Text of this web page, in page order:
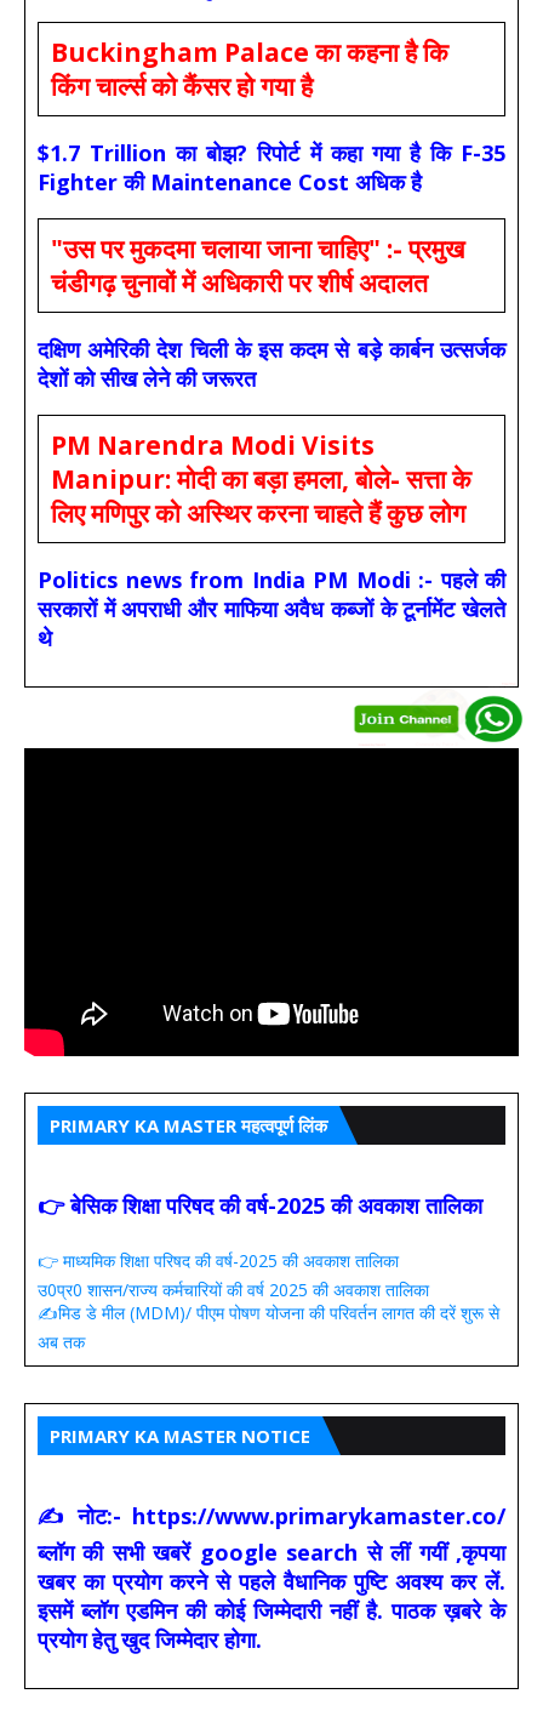
Buckingham Palace का कहना है कि
किंग चार्ल्स को कैंसर हो गया है
$1.7 Trillion का बोझ? रिपोर्ट में कहा गया है कि F-35
Fighter की Maintenance Cost अधिक है
"उस पर मुकदमा चलाया जाना चाहिए" :- प्रमुख
चंडीगढ़ चुनावों में अधिकारी पर शीर्ष अदालत
दक्षिण अमेरिकी देश चिली के इस कदम से बड़े कार्बन उत्सर्जक
देशों को सीख लेने की जरूरत
PM Narendra Modi Visits
Manipur: मोदी का बड़ा हमला, बोले- सत्ता के
लिए मणिपुर को अस्थिर करना चाहते हैं कुछ लोग
Politics news from India PM Modi :- पहले की
सरकारों में अपराधी और माफिया अवैध कब्जों के टूर्नामेंट खेलते
थे
PRIMARY KA MASTER महत्वपूर्ण लिंक
👉 बेसिक शिक्षा परिषद की वर्ष-2025 की अवकाश तालिका
👉 माध्यमिक शिक्षा परिषद की वर्ष-2025 की अवकाश तालिका
उ0प्र0 शासन/राज्य कर्मचारियों की वर्ष 2025 की अवकाश तालिका
✍️मिड डे मील (MDM)/ पीएम पोषण योजना की परिवर्तन लागत की दरें शुरू से
अब तक
PRIMARY KA MASTER NOTICE
✍ नोट:- https://www.primarykamaster.co/
ब्लॉग की सभी खबरें google search से लीं गयीं ,कृपया
खबर का प्रयोग करने से पहले वैधानिक पुष्टि अवश्य कर लें.
इसमें ब्लॉग एडमिन की कोई जिम्मेदारी नहीं है. पाठक ख़बरे के
प्रयोग हेतु खुद जिम्मेदार होगा.